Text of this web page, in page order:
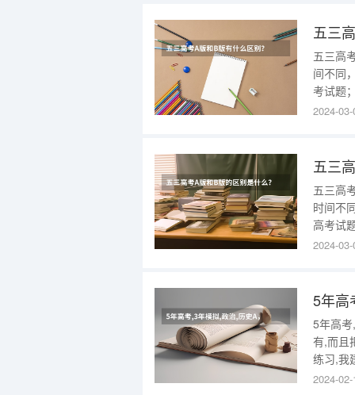
五三
五三高
间不同
考试题
题。2
2024-
五三
五三高
时间不
高考试
题。2
2024-
5年高
5年高
有,而且
练习,我
详细,多
2024-